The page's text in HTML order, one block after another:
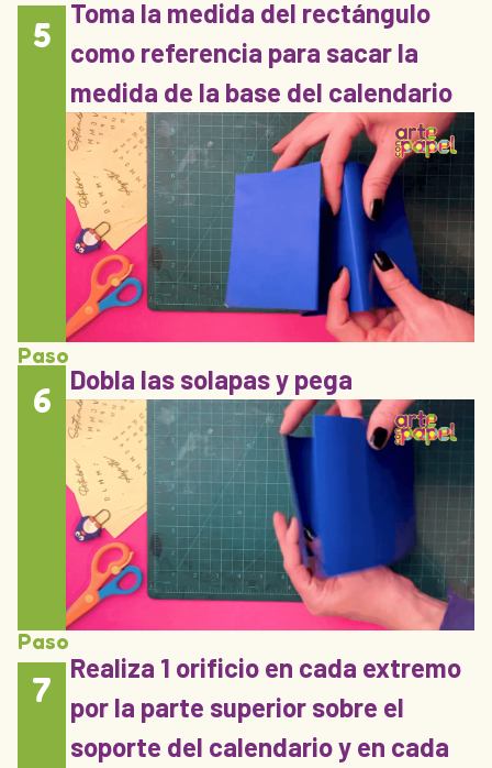
5
Toma la medida del rectángulo
como referencia para sacar la
medida de la base del calendario
Paso
6 Dobla las solapas y pega
Paso
7
Realiza 1 orificio en cada extremo
por la parte superior sobre el
soporte del calendario y en cada